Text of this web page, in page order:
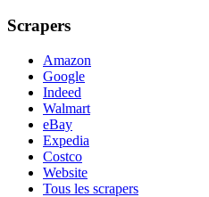
Scrapers
Amazon
Google
Indeed
Walmart
eBay
Expedia
Costco
Website
Tous les scrapers